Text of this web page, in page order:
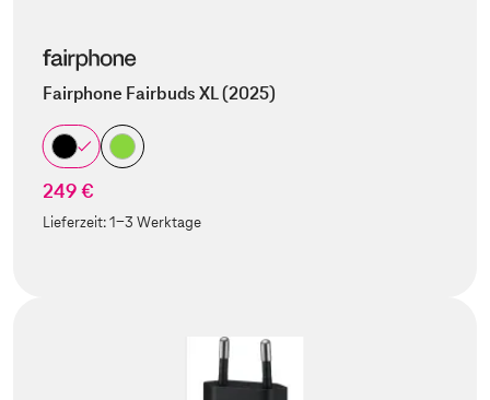
Fairphone Fairbuds XL (2025)
249 €
Lieferzeit:1-3 Werktage